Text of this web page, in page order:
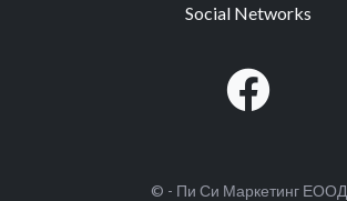
Social Networks
© - Пи Си Маркетинг ЕООД